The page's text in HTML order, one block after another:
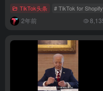
TikTok头条 # TikTok for Shopify
2年前